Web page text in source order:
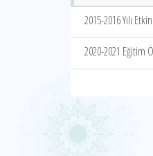
2015-2016 Yılı
2020-2021 Eğitim